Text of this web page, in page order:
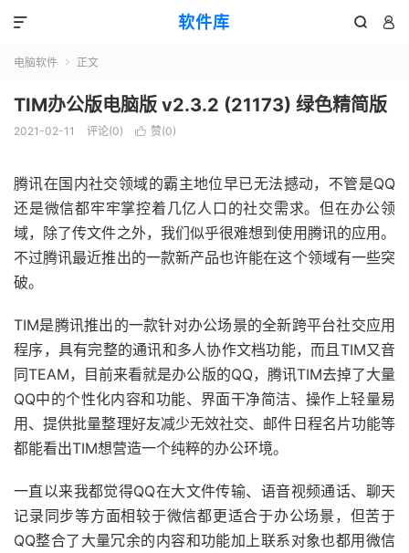
软件库  

电脑软件  正文
TIM办公版电脑版 v2.3.2 (21173) 绿色精简版
2021-02-11 评论(0)  赞(0)
腾讯在国内社交领域的霸主地位早已无法撼动，不管是QQ
还是微信都牢牢掌控着几亿人口的社交需求。但在办公领
域，除了传文件之外，我们似乎很难想到使用腾讯的应用。
不过腾讯最近推出的一款新产品也许能在这个领域有一些突
破。
TIM是腾讯推出的一款针对办公场景的全新跨平台社交应用
程序，具有完整的通讯和多人协作文档功能，而且TIM又音
同TEAM，目前来看就是办公版的QQ，腾讯TIM去掉了大量
QQ中的个性化内容和功能、界面干净简洁、操作上轻量易
用、提供批量整理好友减少无效社交、邮件日程名片功能等
都能看出TIM想营造一个纯粹的办公环境。
一直以来我都觉得QQ在大文件传输、语音视频通话、聊天
记录同步等方面相较于微信都更适合于办公场景，但苦于
QQ整合了大量冗余的内容和功能加上联系对象也都用微信